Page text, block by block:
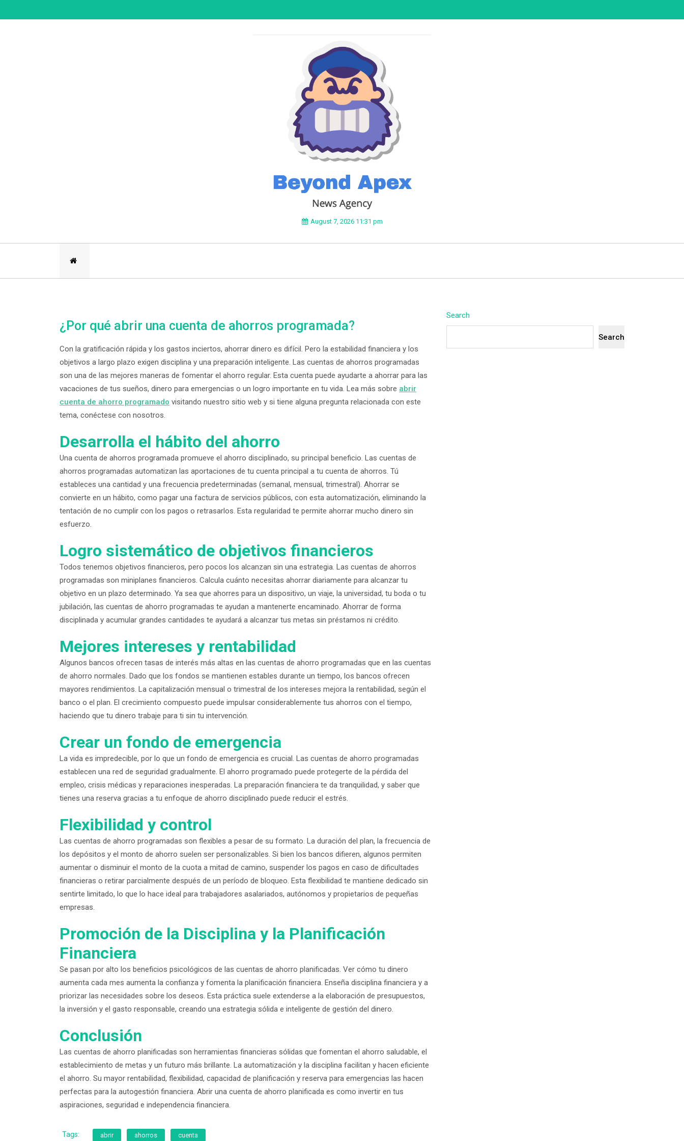
to
BEYOND APEX
August 7, 2026 11:31 pm
¿Por qué abrir una cuenta de ahorros programada?
Con la gratificación rápida y los gastos inciertos, ahorrar dinero es difícil. Pero la estabilidad financiera y los
objetivos a largo plazo exigen disciplina y una preparación inteligente. Las cuentas de ahorros programadas
son una de las mejores maneras de fomentar el ahorro regular. Esta cuenta puede ayudarte a ahorrar para las
vacaciones de tus sueños, dinero para emergencias o un logro importante en tu vida. Lea más sobre abrir
cuenta de ahorro programado visitando nuestro sitio web y si tiene alguna pregunta relacionada con este
tema, conéctese con nosotros.
Desarrolla el hábito del ahorro
Una cuenta de ahorros programada promueve el ahorro disciplinado, su principal beneficio. Las cuentas de
ahorros programadas automatizan las aportaciones de tu cuenta principal a tu cuenta de ahorros. Tú
estableces una cantidad y una frecuencia predeterminadas (semanal, mensual, trimestral). Ahorrar se
convierte en un hábito, como pagar una factura de servicios públicos, con esta automatización, eliminando la
tentación de no cumplir con los pagos o retrasarlos. Esta regularidad te permite ahorrar mucho dinero sin
esfuerzo.
Logro sistemático de objetivos financieros
Todos tenemos objetivos financieros, pero pocos los alcanzan sin una estrategia. Las cuentas de ahorros
programadas son miniplanes financieros. Calcula cuánto necesitas ahorrar diariamente para alcanzar tu
objetivo en un plazo determinado. Ya sea que ahorres para un dispositivo, un viaje, la universidad, tu boda o tu
jubilación, las cuentas de ahorro programadas te ayudan a mantenerte encaminado. Ahorrar de forma
disciplinada y acumular grandes cantidades te ayudará a alcanzar tus metas sin préstamos ni crédito.
Mejores intereses y rentabilidad
Algunos bancos ofrecen tasas de interés más altas en las cuentas de ahorro programadas que en las cuentas
de ahorro normales. Dado que los fondos se mantienen estables durante un tiempo, los bancos ofrecen
mayores rendimientos. La capitalización mensual o trimestral de los intereses mejora la rentabilidad, según el
banco o el plan. El crecimiento compuesto puede impulsar considerablemente tus ahorros con el tiempo,
haciendo que tu dinero trabaje para ti sin tu intervención.
Crear un fondo de emergencia
La vida es impredecible, por lo que un fondo de emergencia es crucial. Las cuentas de ahorro programadas
establecen una red de seguridad gradualmente. El ahorro programado puede protegerte de la pérdida del
empleo, crisis médicas y reparaciones inesperadas. La preparación financiera te da tranquilidad, y saber que
tienes una reserva gracias a tu enfoque de ahorro disciplinado puede reducir el estrés.
Flexibilidad y control
Las cuentas de ahorro programadas son flexibles a pesar de su formato. La duración del plan, la frecuencia de
los depósitos y el monto de ahorro suelen ser personalizables. Si bien los bancos difieren, algunos permiten
aumentar o disminuir el monto de la cuota a mitad de camino, suspender los pagos en caso de dificultades
financieras o retirar parcialmente después de un período de bloqueo. Esta flexibilidad te mantiene dedicado sin
sentirte limitado, lo que lo hace ideal para trabajadores asalariados, autónomos y propietarios de pequeñas
empresas.
Promoción de la Disciplina y la Planificación
Financiera
Se pasan por alto los beneficios psicológicos de las cuentas de ahorro planificadas. Ver cómo tu dinero
aumenta cada mes aumenta la confianza y fomenta la planificación financiera. Enseña disciplina financiera y a
priorizar las necesidades sobre los deseos. Esta práctica suele extenderse a la elaboración de presupuestos,
la inversión y el gasto responsable, creando una estrategia sólida e inteligente de gestión del dinero.
Conclusión
Las cuentas de ahorro planificadas son herramientas financieras sólidas que fomentan el ahorro saludable, el
establecimiento de metas y un futuro más brillante. La automatización y la disciplina facilitan y hacen eficiente
el ahorro. Su mayor rentabilidad, flexibilidad, capacidad de planificación y reserva para emergencias las hacen
perfectas para la autogestión financiera. Abrir una cuenta de ahorro planificada es como invertir en tus
aspiraciones, seguridad e independencia financiera.
Tags: abrir ahorros cuenta
Search
Search